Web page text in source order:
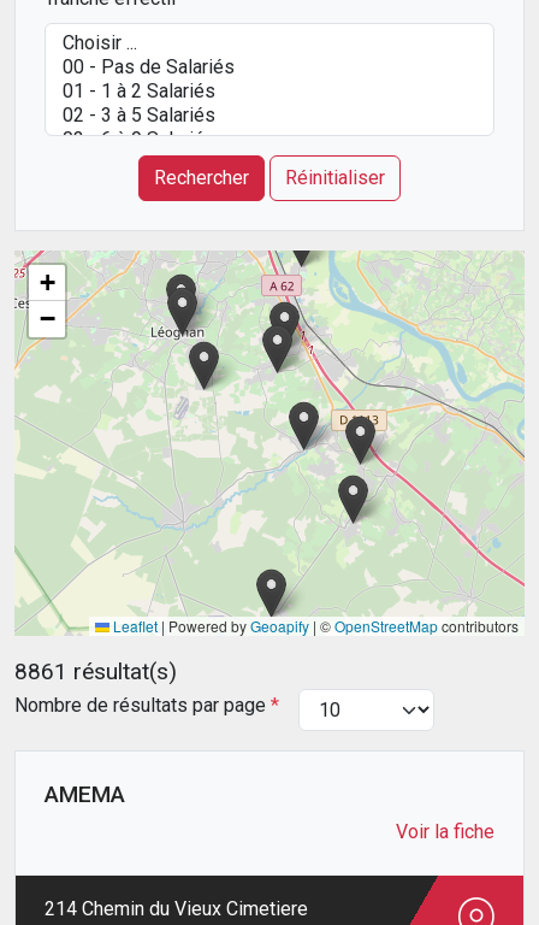
Rechercher Réinitialiser
+
−
Leaflet | Powered byGeoapify | ©OpenStreetMapcontributors
8861 résultat(s)
Nombre de résultats par page *
AMEMA
Voir la fiche
214 Chemin du Vieux Cimetiere